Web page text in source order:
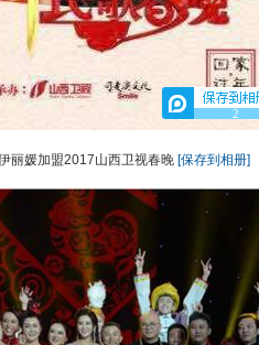
2
丽媛加盟2017山西卫视春晚 [保存到相册]